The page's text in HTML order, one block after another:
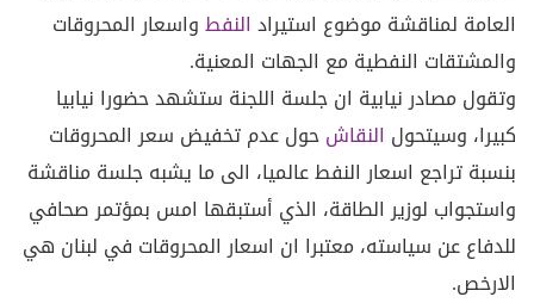
العامة لمناقشة موضوع استيراد النفطواسعار المحروقات
والمشتقات النفطية مع الجهات المعنية.
وتقول مصادر نيابية ان جلسة اللجنة ستشهد حضورا نيابيا
كبيرا، وسيتحول النقاشحول عدم تخفيض سعر المحروقات
بنسبة تراجع اسعار النفط عالميا، الى ما يشبه جلسة مناقشة
واستجواب لوزير الطاقة، الذي أستبقها امس بمؤتمر صحافي
للدفاع عن سياسته، معتبرا ان اسعار المحروقات في لبنان هي
الارخص.